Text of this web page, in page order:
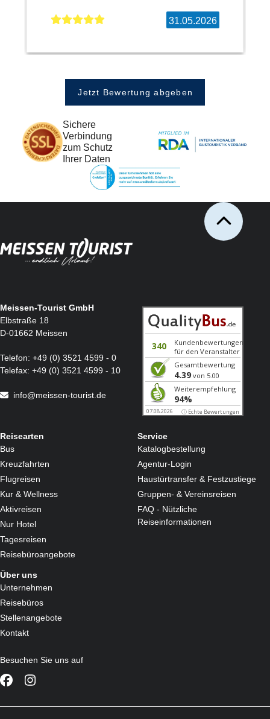
31.05.2026
Jetzt Bewertung abgeben
Sichere
Verbindung
zum Schutz
Ihrer Daten
Meissen-Tourist GmbH
Elbstraße 18
D-01662 Meissen
Telefon: +49 (0) 3521 4599 - 0
Telefax: +49 (0) 3521 4599 - 10
info@meissen-tourist.de
Reisearten
Bus
Kreuzfahrten
Flugreisen
Kur & Wellness
Aktivreisen
Nur Hotel
Tagesreisen
Reisebüroangebote
Service
Katalogbestellung
Agentur-Login
Haustürtransfer & Festzustiege
Gruppen- & Vereinsreisen
FAQ - Nützliche
Reiseinformationen
Über uns
Unternehmen
Reisebüros
Stellenangebote
Kontakt
Besuchen Sie uns auf